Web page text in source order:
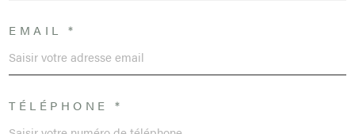
EMAIL *
TÉLÉPHONE *